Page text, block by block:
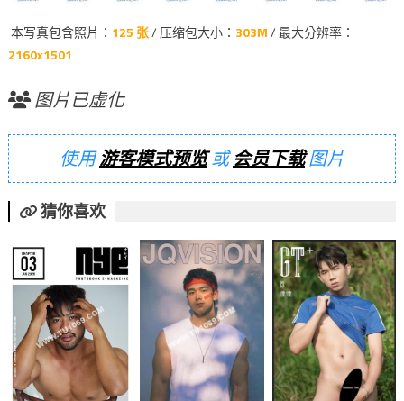
本写真包含照片： 125 张/ 压缩包大小： 303M/ 最大分辨率：
2160x1501
图片已虚化
使用游客模式预览或会员下载图片
猜你喜欢